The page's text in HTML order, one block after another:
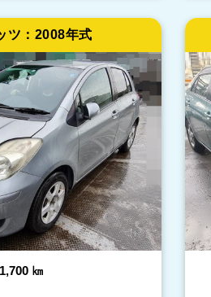
ツ： 2008年式
㎞